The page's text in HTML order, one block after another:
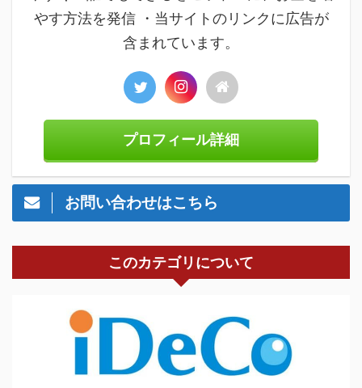
やす方法を発信 ・当サイトのリンクに広告が
含まれています。
プロフィール詳細
お問い合わせはこちら
このカテゴリについて